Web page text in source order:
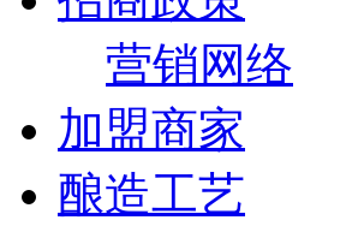
营销网络
加盟商家
酿造工艺